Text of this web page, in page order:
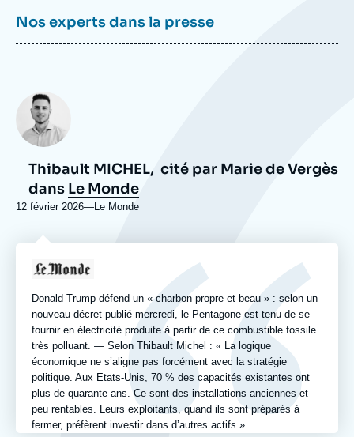
Nos experts dans la presse
Logo
Donald Trump défend un « charbon propre et beau » : selon un
nouveau décret publié mercredi, le Pentagone est tenu de se
fournir en électricité produite à partir de ce combustible fossile
très polluant. — Selon Thibault Michel : « La logique
économique ne s’aligne pas forcément avec la stratégie
politique. Aux Etats-Unis, 70 % des capacités existantes ont
plus de quarante ans. Ce sont des installations anciennes et
peu rentables. Leurs exploitants, quand ils sont préparés à
fermer, préfèrent investir dans d’autres actifs ».
Photo
Thibault MICHEL, cité par Marie de Vergès
dans Le Monde
12 février 2026— Nom
Le Monde